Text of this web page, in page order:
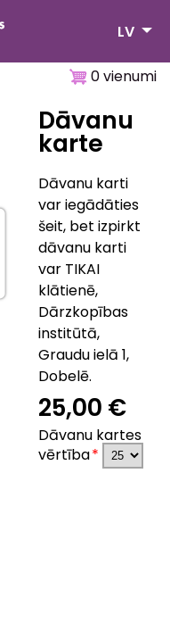
LV
0 vienumi
Dāvanu
karte
Dāvanu karti
var iegādāties
šeit, bet izpirkt
dāvanu karti
var TIKAI
klātienē,
Dārzkopības
institūtā,
Graudu ielā 1,
Dobelē.
25,00 €
Dāvanu kartes
vērtība